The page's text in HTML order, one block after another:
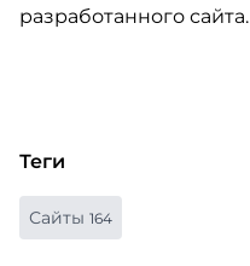
разработанного сайта.
Теги
Сайты 164